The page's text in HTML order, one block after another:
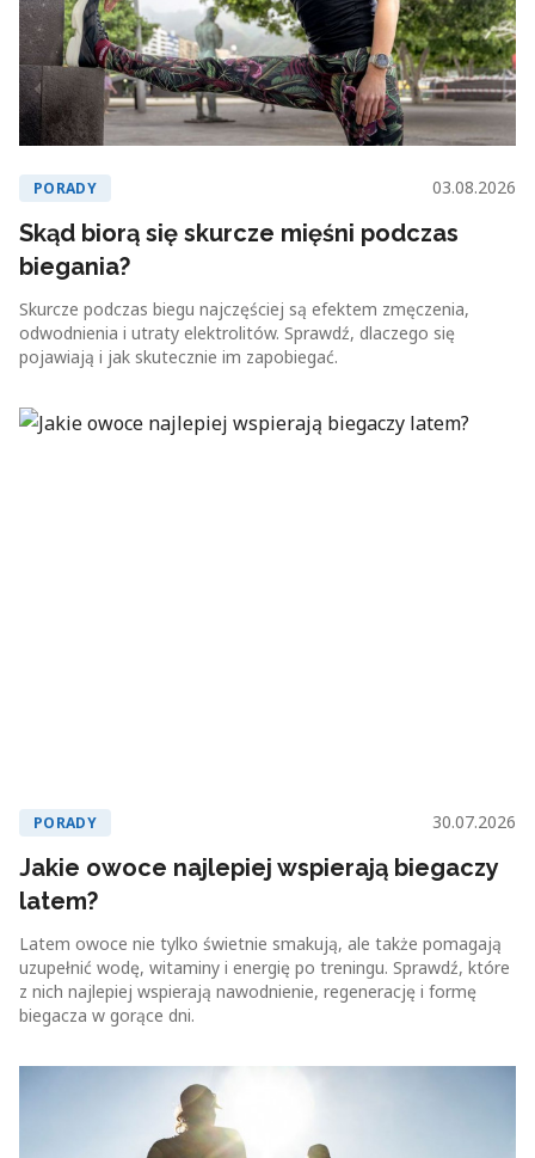
PORADY 03.08.2026
Skąd biorą się skurcze mięśni podczas
biegania?
Skurcze podczas biegu najczęściej są efektem zmęczenia,
odwodnienia i utraty elektrolitów. Sprawdź, dlaczego się
pojawiają i jak skutecznie im zapobiegać.
PORADY 30.07.2026
Jakie owoce najlepiej wspierają biegaczy
latem?
Latem owoce nie tylko świetnie smakują, ale także pomagają
uzupełnić wodę, witaminy i energię po treningu. Sprawdź, które
z nich najlepiej wspierają nawodnienie, regenerację i formę
biegacza w gorące dni.